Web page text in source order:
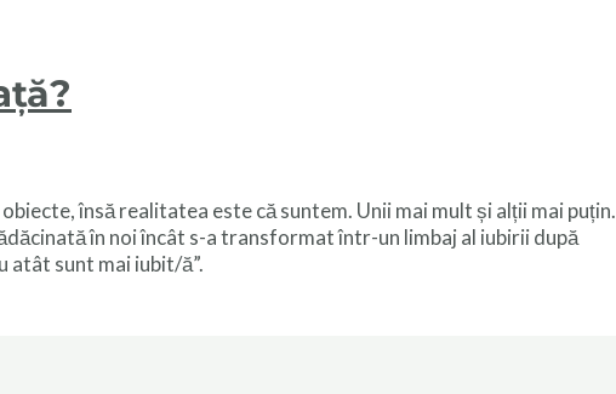
însă realitatea este că suntem. Unii mai mult și alții mai puțin.
în noi încât s-a transformat într-un limbaj al iubirii după
atât sunt mai iubit/ă”.